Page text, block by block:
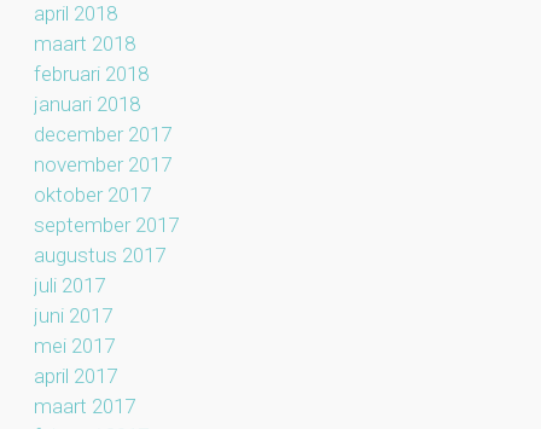
april 2018
maart 2018
februari 2018
januari 2018
december 2017
november 2017
oktober 2017
september 2017
augustus 2017
juli 2017
juni 2017
mei 2017
april 2017
maart 2017